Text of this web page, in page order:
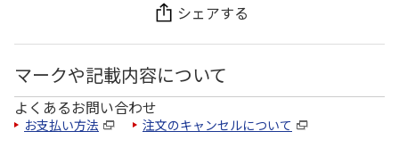
シェアする
マークや記載内容について
よくあるお問い合わせ
お支払い方法 注文のキャンセルについて